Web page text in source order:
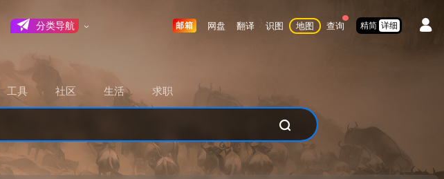
分类导航 邮箱 网盘 翻译 识图 地图 查询 精简 详细
工具 社区 生活 求职